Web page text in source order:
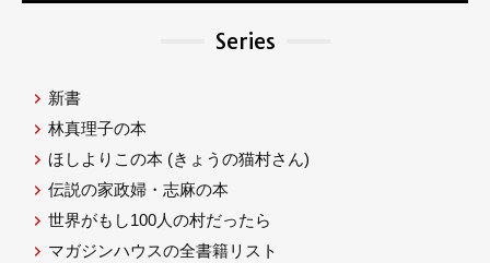
Series
新書
林真理子の本
ほしよりこの本 (きょうの猫村さん)
伝説の家政婦・志麻の本
世界がもし100人の村だったら
マガジンハウスの全書籍リスト